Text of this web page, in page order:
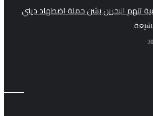
تتهم البحرين بشن حملة اضطهاد ديني